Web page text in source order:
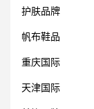
护肤品牌
帆布鞋品
重庆国际
天津国际